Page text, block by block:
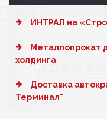
ИНТРАЛ на
Металлопрокат
холдинга
Доставка
Терминал"